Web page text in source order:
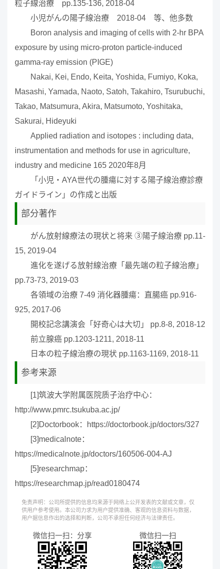
粒子線治療 pp.135-136, 2018-04
小児がんの陽子線治療 2018-04 等、他多数
Boron analysis and imaging of cells with 2-hr BPA
exposure by using micro-proton particle-induced
gamma-ray emission (PIGE)
Nakai, Kei, Endo, Keita, Yoshida, Fumiyo, Koka,
Masashi, Yamada, Naoto, Satoh, Takahiro, Tsurubuchi,
Takao, Matsumura, Akira, Matsumoto, Yoshitaka,
Sakurai, Hideyuki
Applied radiation and isotopes : including data,
instrumentation and methods for use in agriculture,
industry and medicine 165 2020年8月
「小児・AYA世代の腫瘍に対する陽子線治療診療
ガイドライン」の作成と出版
部分著作
がん放射線療法の現状と将来 ③陽子線治療 pp.11-
15, 2019-04
進化を遂げる放射線治療「最先端の粒子線治療」
pp.73-73, 2019-03
各領域の治療 7-49 消化器腫瘍：直腸癌 pp.916-
925, 2017-06
開校記念講演会「好奇心は大切」 pp.8-8, 2018-12
前立腺癌 pp.1203-1211, 2018-11
日本の粒子線治療の現状 pp.1163-1169, 2018-11
参考来源
[1]筑波大学附属医院质子治疗中心：
http://www.pmrc.tsukuba.ac.jp/
[2]Doctorbook：https://doctorbook.jp/doctors/327
[3]medicalnote：
https://medicalnote.jp/doctors/160506-004-AJ
[5]researchmap：
https://researchmap.jp/read0180474
免责声明：公司所提供的信息均来源于网络上公开发表的文献或文章，仅
供用户参考使用。本公司力求为用户提供准确、客观的信息资料与数据，
用户据信息作出的选择和判断，公司不承担任何经济与法律责任。
微信扫一扫：分享 微信扫一扫